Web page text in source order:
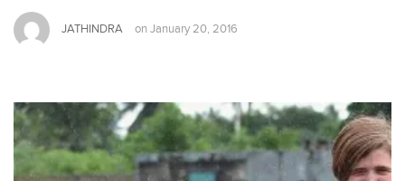
JATHINDRA on January 20, 2016